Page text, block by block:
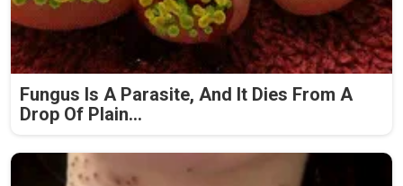
Fungus Is A Parasite, And It Dies From A
Drop Of Plain...